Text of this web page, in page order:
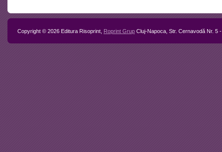
Copyright © 2026 Editura Risoprint, Roprint Grup Cluj-Napoca, Str. Cernavodă Nr. 5